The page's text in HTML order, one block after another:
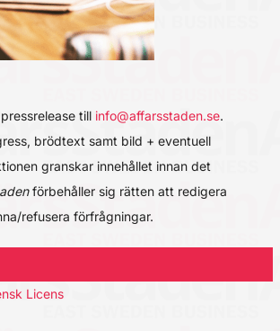
till info@affarsstaden.se.
brödtext samt bild + eventuell
granskar innehållet innan det
förbehåller sig rätten att redigera
refusera förfrågningar.
Licens